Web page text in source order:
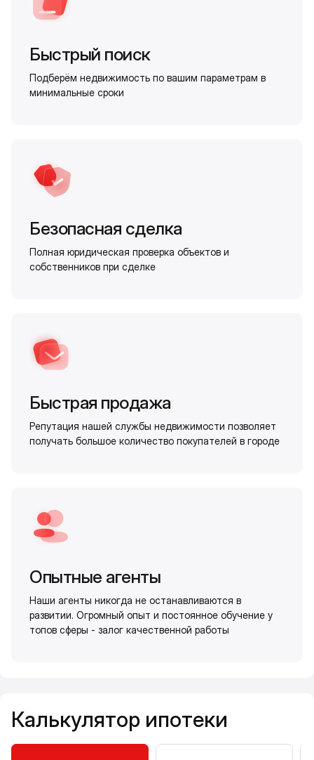
Быстрый поиск
Подберём недвижимость по вашим параметрам в
минимальные сроки
Безопасная сделка
Полная юридическая проверка объектов и
собственников при сделке
Быстрая продажа
Репутация нашей службы недвижимости позволяет
получать большое количество покупателей в городе
Опытные агенты
Наши агенты никогда не останавливаются в
развитии. Огромный опыт и постоянное обучение у
топов сферы - залог качественной работы
Калькулятор ипотеки